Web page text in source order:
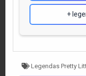
+
Tagged
Legendas Pretty